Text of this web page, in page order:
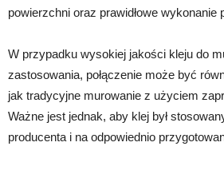
powierzchni oraz prawidłowe wykonanie
W przypadku wysokiej jakości kleju do
zastosowania, połączenie może być
jak tradycyjne murowanie z użyciem
Ważne jest jednak, aby klej był
producenta i na odpowiednio